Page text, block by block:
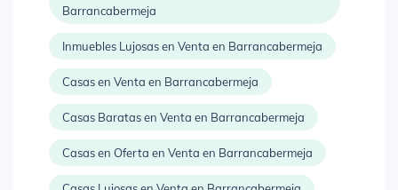
Barrancabermeja
Inmuebles Lujosas en Venta en Barrancabermeja
Casas en Venta en Barrancabermeja
Casas Baratas en Venta en Barrancabermeja
Casas en Oferta en Venta en Barrancabermeja